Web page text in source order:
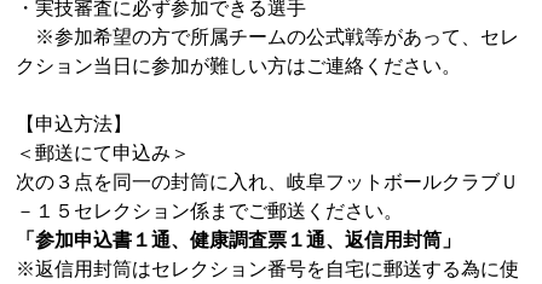
・実技審査に必ず参加できる選手
※参加希望の方で所属チームの公式戦等があって、セレ
クション当日に参加が難しい方はご連絡ください。
【申込方法】
＜郵送にて申込み＞
次の３点を同一の封筒に入れ、岐阜フットボールクラブＵ
－１５セレクション係までご郵送ください。
「参加申込書１通、健康調査票１通、返信用封筒」
※返信用封筒はセレクション番号を自宅に郵送する為に使